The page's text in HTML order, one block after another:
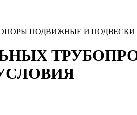
ОПОРЫ ПОДВИЖНЫЕ И